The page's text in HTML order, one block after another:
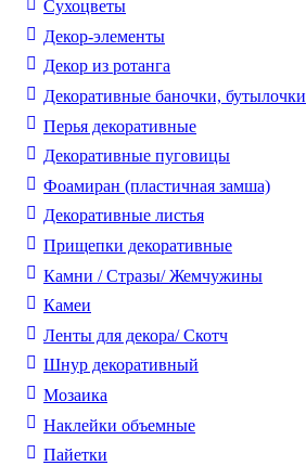
Cухоцветы
Декор-элементы
Декор из ротанга
Декоративные баночки, бутылочки
Перья декоративные
Декоративные пуговицы
Фоамиран (пластичная замша)
Декоративные листья
Прищепки декоративные
Камни / Cтразы/ Жемчужины
Камеи
Ленты для декора/ Скотч
Шнур декоративный
Мозаика
Наклейки объемные
Пайетки